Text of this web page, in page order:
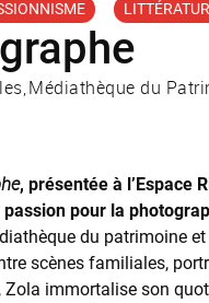
Médiathèque du
, présentée à l’Espace
pour la
du patrimoine
scènes familiales,
Zola immortalise son